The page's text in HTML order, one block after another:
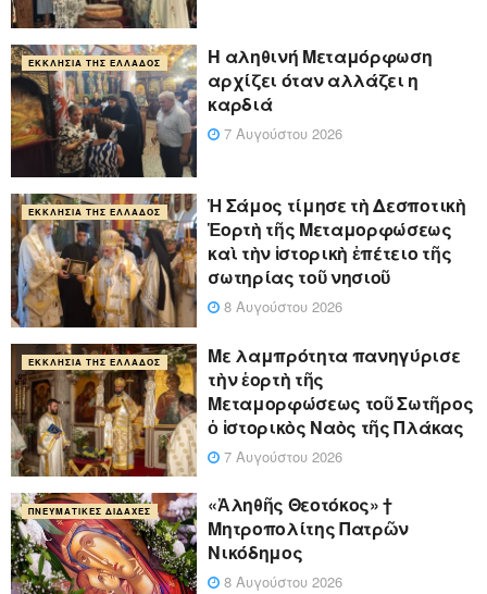
ΕΚΚΛΗΣΊΑ ΤΗΣ ΕΛΛΆΔΟΣ
Η αληθινή Μεταμόρφωση
αρχίζει όταν αλλάζει η
καρδιά
7 Αυγούστου 2026
ΕΚΚΛΗΣΊΑ ΤΗΣ ΕΛΛΆΔΟΣ
Ἡ Σάμος τίμησε τὴ Δεσποτικὴ
Ἑορτὴ τῆς Μεταμορφώσεως
καὶ τὴν ἱστορικὴ ἐπέτειο τῆς
σωτηρίας τοῦ νησιοῦ
8 Αυγούστου 2026
ΕΚΚΛΗΣΊΑ ΤΗΣ ΕΛΛΆΔΟΣ
Με λαμπρότητα πανηγύρισε
τὴν ἑορτὴ τῆς
Μεταμορφώσεως τοῦ Σωτῆρος
ὁ ἱστορικὸς Ναὸς τῆς Πλάκας
7 Αυγούστου 2026
ΠΝΕΥΜΑΤΙΚΈΣ ΔΙΔΑΧΈΣ
«Ἀληθῆς Θεοτόκος» †
Μητροπολίτης Πατρῶν
Νικόδημος
8 Αυγούστου 2026